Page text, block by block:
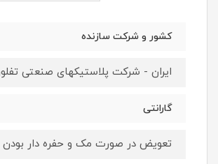
کشور و شرکت سازنده
ایران - شرکت پلاستیکهای صنعتی
گارانتی
تعویض در صورت مک و حفره دار بودن